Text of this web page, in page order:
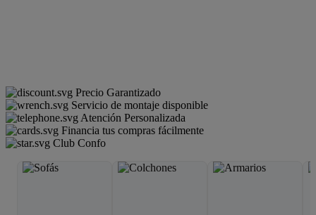
Precio Garantizado
Servicio de montaje disponible
Atención Personalizada
Financia tus compras fácilmente
Club Confo